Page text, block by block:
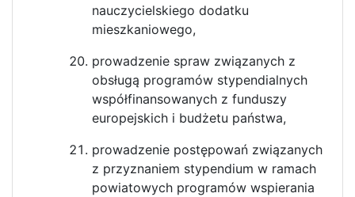
nauczycielskiego dodatku
mieszkaniowego,
prowadzenie spraw związanych z
obsługą programów stypendialnych
współfinansowanych z funduszy
europejskich i budżetu państwa,
prowadzenie postępowań związanych
z przyznaniem stypendium w ramach
powiatowych programów wspierania